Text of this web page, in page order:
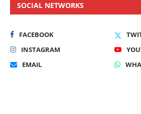
SOCIAL NETWORKS
FACEBOOK
INSTAGRAM
EMAIL